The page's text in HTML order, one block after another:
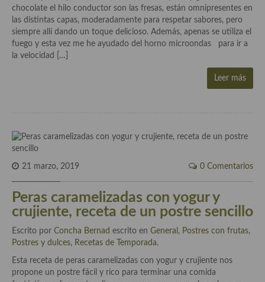
Cocina Gallega
Cocina Madrileña
Cocina Valenciana
Cocina Vasca
Cocina Alemana
Cocina Austriaca
Cocina Belga
Cocina Britanica
chocolate el hilo conductor son las fresas, están omnipresentes en
las distintas capas, moderadamente para respetar sabores, pero
siempre allí dando un toque delicioso. Además, apenas se utiliza el
fuego y esta vez me he ayudado del horno microondas para ir a
la velocidad […]
Leer más
21 marzo, 2019 0 Comentarios
Peras caramelizadas con yogur y
crujiente, receta de un postre sencillo
Escrito por Concha Bernad escrito en General , Postres con frutas,
Postres y dulces, Recetas de Temporada.
Esta receta de peras caramelizadas con yogur y crujiente nos
propone un postre fácil y rico para terminar una comida